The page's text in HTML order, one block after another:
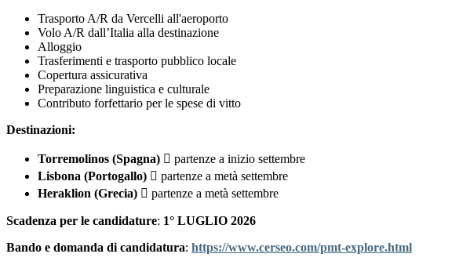
Trasporto A/R da Vercelli all'aeroporto
Volo A/R dall’Italia alla destinazione
Alloggio
Trasferimenti e trasporto pubblico locale
Copertura assicurativa
Preparazione linguistica e culturale
Contributo forfettario per le spese di vitto
Destinazioni:
Torremolinos (Spagna)  partenze a inizio settembre
Lisbona (Portogallo)  partenze a metà settembre
Heraklion (Grecia)  partenze a metà settembre
Scadenza per le candidature: 1° LUGLIO 2026
Bando e domanda di candidatura: https://www.cerseo.com/pmt-explore.html